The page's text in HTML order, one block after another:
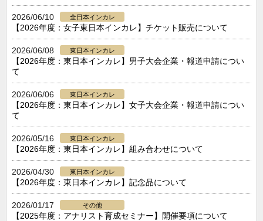
2026/06/10 全日本インカレ
【2026年度：女子東日本インカレ】チケット販売について
2026/06/08 東日本インカレ
【2026年度：東日本インカレ】男子大会企業・報道申請につい
て
2026/06/06 東日本インカレ
【2026年度：東日本インカレ】女子大会企業・報道申請につい
て
2026/05/16 東日本インカレ
【2026年度：東日本インカレ】組み合わせについて
2026/04/30 東日本インカレ
【2026年度：東日本インカレ】記念品について
2026/01/17 その他
【2025年度：アナリスト育成セミナー】開催要項について